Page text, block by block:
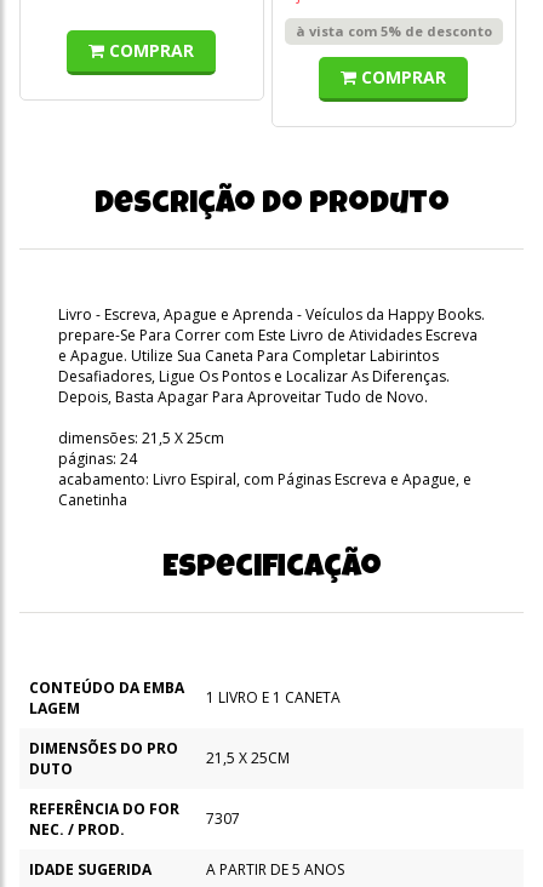
COMPRAR
à vista com 5% de desconto
COMPRAR
Descrição do produto
Livro - Escreva, Apague e Aprenda - Veículos da Happy Books.
prepare-Se Para Correr com Este Livro de Atividades Escreva
e Apague. Utilize Sua Caneta Para Completar Labirintos
Desafiadores, Ligue Os Pontos e Localizar As Diferenças.
Depois, Basta Apagar Para Aproveitar Tudo de Novo.
dimensões: 21,5 X 25cm
páginas: 24
acabamento: Livro Espiral, com Páginas Escreva e Apague, e
Canetinha
Especificação
CONTEÚDO DA EMBA
LAGEM
1 LIVRO E 1 CANETA
DIMENSÕES DO PRO
DUTO
21,5 X 25CM
REFERÊNCIA DO FOR
NEC. / PROD.
7307
IDADE SUGERIDA
A PARTIR DE 5 ANOS